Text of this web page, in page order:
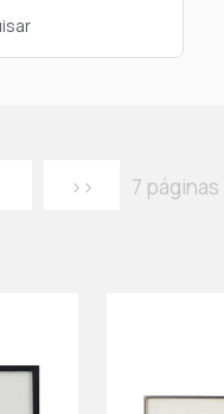
>> 7 páginas